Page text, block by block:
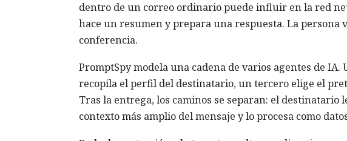
dentro de un correo ordinario puede influir en la red
hace un resumen y prepara una respuesta. La
conferencia.
PromptSpy modela una cadena de varios agentes de
recopila el perfil del destinatario, un tercero elige el
Tras la entrega, los caminos se separan: el
contexto más amplio del mensaje y lo procesa como